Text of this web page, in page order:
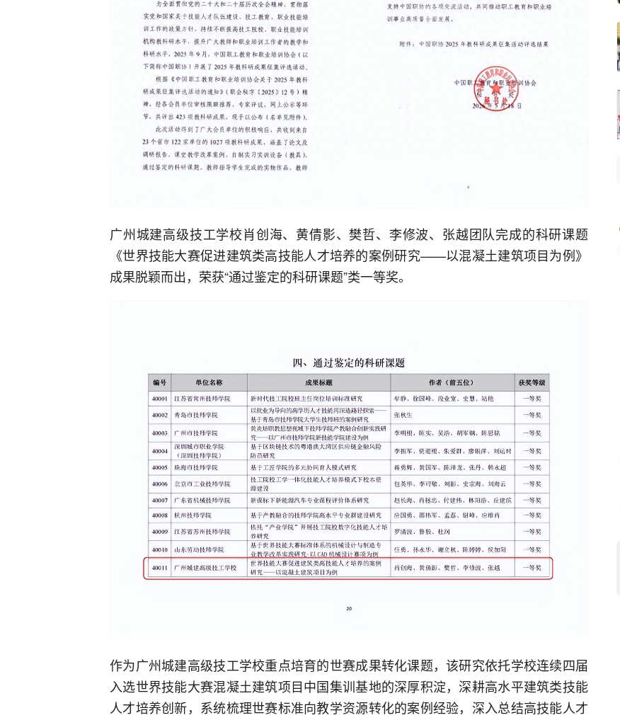
广州城建高级技工学校肖创海、黄倩影、樊哲、李修波、张越团队完成的科研课题
《世界技能大赛促进建筑类高技能人才培养的案例研究——以混凝土建筑项目为例》
成果脱颖而出，荣获“通过鉴定的科研课题”类一等奖。
作为广州城建高级技工学校重点培育的世赛成果转化课题，该研究依托学校连续四届
入选世界技能大赛混凝土建筑项目中国集训基地的深厚积淀，深耕高水平建筑类技能
人才培养创新，系统梳理世赛标准向教学资源转化的案例经验，深入总结高技能人才